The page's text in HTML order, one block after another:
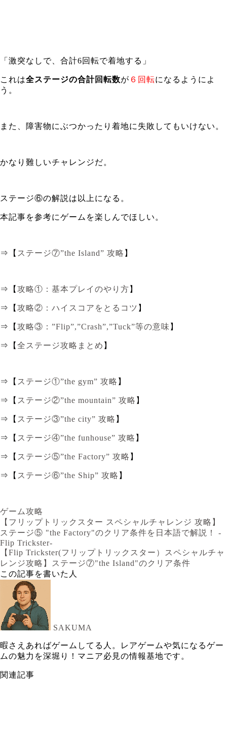
「激突なしで、合計6回転で着地する」
これは全ステージの合計回転数が ６回転になるようによ
う。
また、障害物にぶつかったり着地に失敗してもいけない。
かなり難しいチャレンジだ。
ステージ⑥の解説は以上になる。
本記事を参考にゲームを楽しんでほしい。
⇒【 ステージ⑦”the Island” 攻略 】
⇒【 攻略①：基本プレイのやり方 】
⇒【 攻略②：ハイスコアをとるコツ 】
⇒【 攻略③：”Flip”,”Crash”,”Tuck”等の意味 】
⇒【 全ステージ攻略まとめ 】
⇒【 ステージ①”the gym” 攻略 】
⇒【 ステージ②”the mountain” 攻略 】
⇒【 ステージ③”the city” 攻略 】
⇒【 ステージ④”the funhouse” 攻略 】
⇒【 ステージ⑤”the Factory” 攻略 】
⇒【 ステージ⑥”the Ship” 攻略 】
ゲーム攻略
【フリップトリックスター スペシャルチャレンジ 攻略】
ステージ⑤ "the Factory"のクリア条件を日本語で解説！ -
Flip Trickster-
【Flip Trickster(フリップトリックスター）スペシャルチャ
レンジ攻略】ステージ⑦"the Island"のクリア条件
この記事を書いた人
SAKUMA
暇さえあればゲームしてる人。レアゲームや気になるゲー
ムの魅力を深堀り！マニア必見の情報基地です。
関連記事